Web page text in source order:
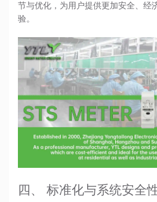
节与优化，为用户提供更加安全、经
验。
四、 标准化与系统安全